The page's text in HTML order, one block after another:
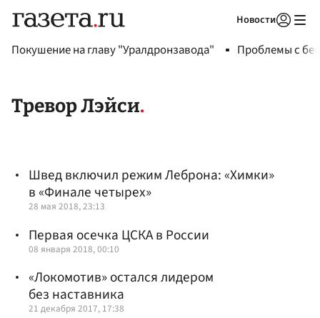
Новости
Покушение на главу "Уралдронзавода" Проблемы с
Тревор Лэйси
Швед включил режим Леброна: «Химки»
в «Финале четырех»
28 мая 2018, 23:13
Первая осечка ЦСКА в России
08 января 2018, 00:10
«Локомотив» остался лидером
без наставника
21 декабря 2017, 17:38